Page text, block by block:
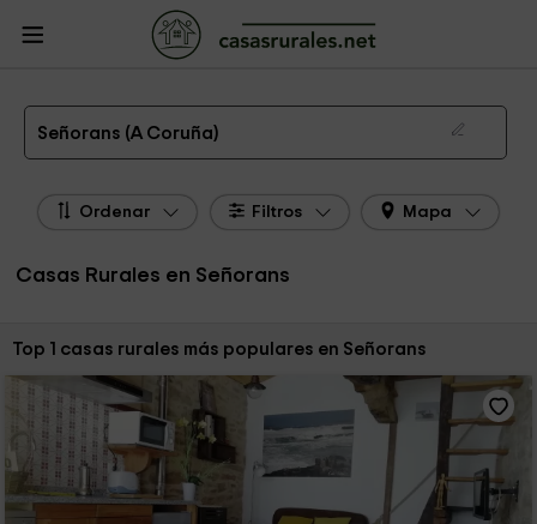
Casas Rurales
Coruña
Casas Rurales Señorans
Las 1 mejores casas rurales en Señorans de 2026
Señorans (A Coruña)
Ordenar Filtros Mapa
Casas Rurales en Señorans
Ordenar por:
Top 1 casas rurales más populares en Señorans